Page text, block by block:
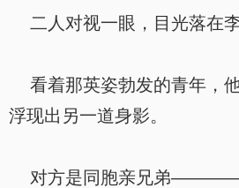
二人对视一眼，目光落在李
看着那英姿勃发的青年，
浮现出另一道身影。
对方是同胞亲兄弟————